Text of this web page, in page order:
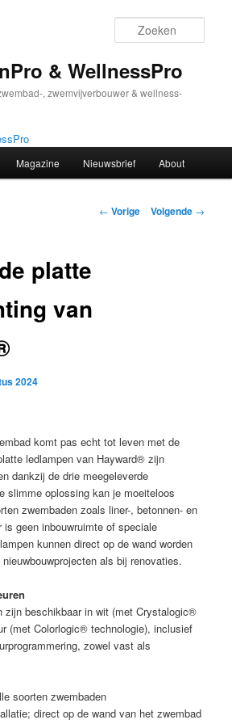
& WellnessPro
, zwemvijverbouwer & wellness-
Magazine Nieuwsbrief About
Bericht
← Vorige Volgende →
platte
van
2024
komt pas echt tot leven met de
ledlampen van Hayward® zijn
dankzij de drie meegeleverde
slimme oplossing kan je moeiteloos
zwembaden zoals liner-, betonnen- en
is geen inbouwruimte of speciale
kunnen direct op de wand worden
als bij renovaties.
zijn beschikbaar in wit (met Crystalogic®
(met Colorlogic® technologie), inclusief
zowel vast als
soorten zwembaden
direct op de wand van het zwembad